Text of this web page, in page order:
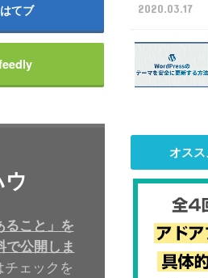
はてブ
ること」を
公開しま
ェックを
2020.03.17
オス